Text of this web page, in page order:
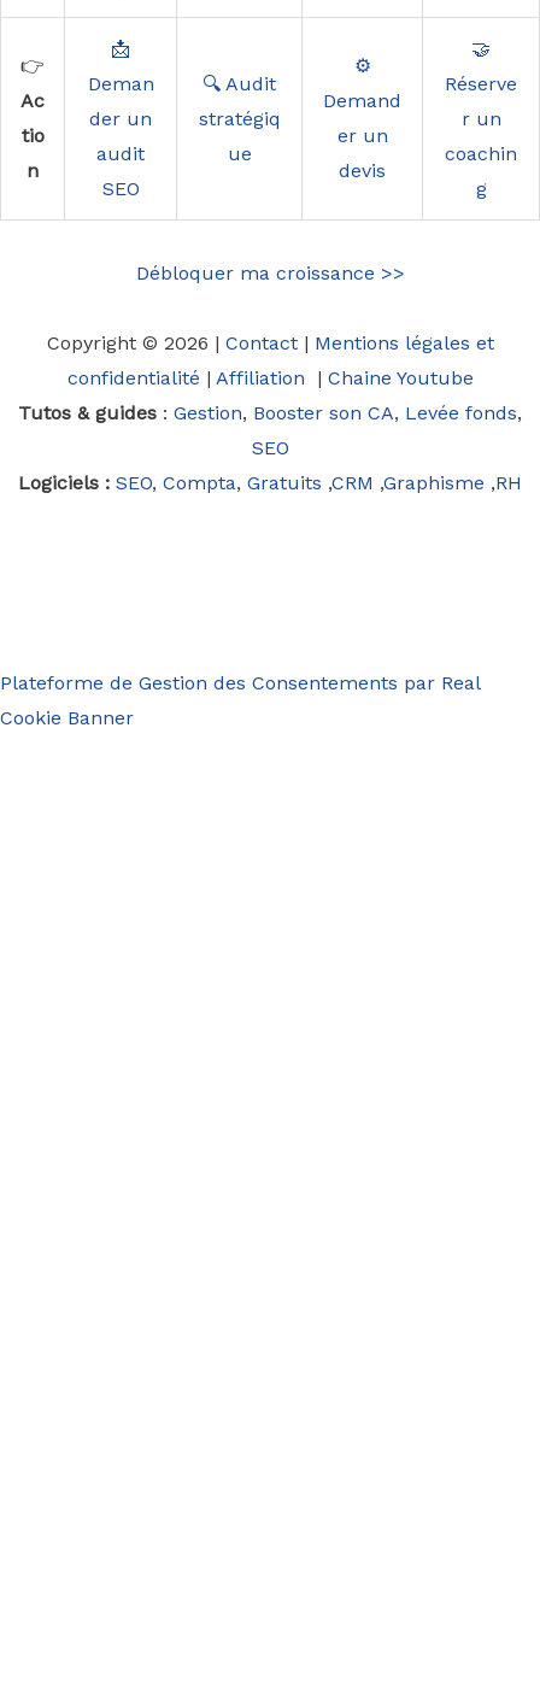
👉
Ac
tio
n
📩
Deman
der un
audit
SEO
🔍 Audit
stratégiq
ue
⚙️
Demand
er un
devis
🤝
Réserve
r un
coachin
g
Débloquer ma croissance >>
Copyright © 2026 | Contact| Mentions légales et
confidentialité | Affiliation | Chaine Youtube
Tutos & guides : Gestion, Booster son CA, Levée fonds,
SEO
Logiciels : SEO, Compta, Gratuits ,CRM ,Graphisme ,RH
Plateforme de Gestion des Consentements par Real
Cookie Banner